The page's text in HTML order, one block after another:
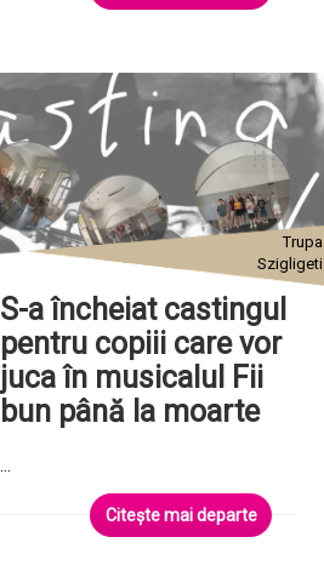
Trupa
Szigligeti
S-a încheiat castingul
pentru copiii care vor
juca în musicalul Fii
bun până la moarte
Citește mai departe